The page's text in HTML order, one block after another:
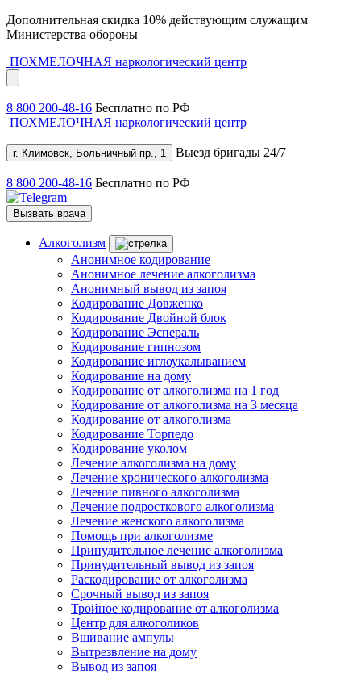
Дополнительная скидка 10% действующим служащим
Министерства обороны
ПОХМЕЛОЧНАЯ наркологический центр
8 800 200-48-16 Бесплатно по РФ
ПОХМЕЛОЧНАЯ наркологический центр
г. Климовск, Больничный пр., 1 Выезд бригады 24/7
8 800 200-48-16 Бесплатно по РФ
Вызвать врача
Алкоголизм
Анонимное кодирование
Анонимное лечение алкоголизма
Анонимный вывод из запоя
Кодирование Довженко
Кодирование Двойной блок
Кодирование Эспераль
Кодирование гипнозом
Кодирование иглоукалыванием
Кодирование на дому
Кодирование от алкоголизма на 1 год
Кодирование от алкоголизма на 3 месяца
Кодирование от алкоголизма
Кодирование Торпедо
Кодирование уколом
Лечение алкоголизма на дому
Лечение хронического алкоголизма
Лечение пивного алкоголизма
Лечение подросткового алкоголизма
Лечение женского алкоголизма
Помощь при алкоголизме
Принудительное лечение алкоголизма
Принудительный вывод из запоя
Раскодирование от алкоголизма
Срочный вывод из запоя
Тройное кодирование от алкоголизма
Центр для алкоголиков
Вшивание ампулы
Вытрезвление на дому
Вывод из запоя